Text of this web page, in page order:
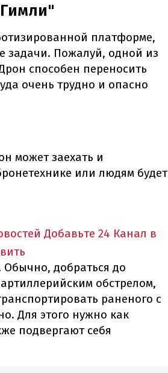
платформе,
задачи. Пожалуй, одной из
способен переносить
очень трудно и опасно
может заехать и
или людям будет
Добавьте 24 Канал в
Обычно, добраться до
обстрелом,
раненого с
Для этого нужно как
подвергают себя